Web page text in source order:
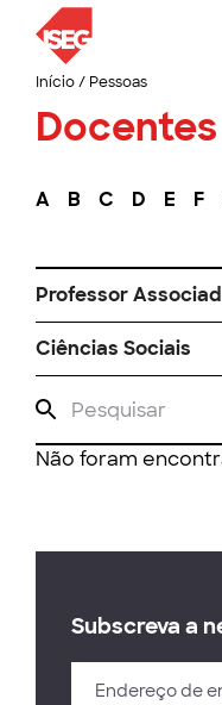
Início/ Pessoas
Docentes
A B C D E F
Professor
Ciências Sociais
Não foram
Subscreva a